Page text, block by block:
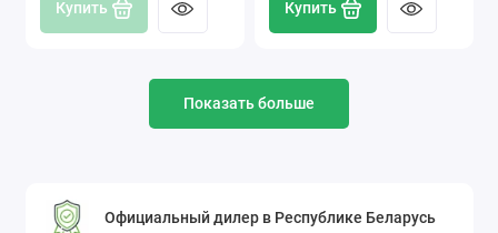
Купить Купить
Показать больше
Официальный дилер в Республике Беларусь